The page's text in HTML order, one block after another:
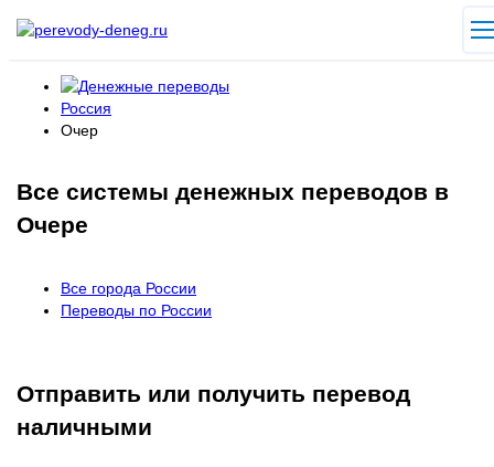
Россия
Очер
Все системы денежных переводов в
Очере
Все города России
Переводы по России
Отправить или получить перевод
наличными